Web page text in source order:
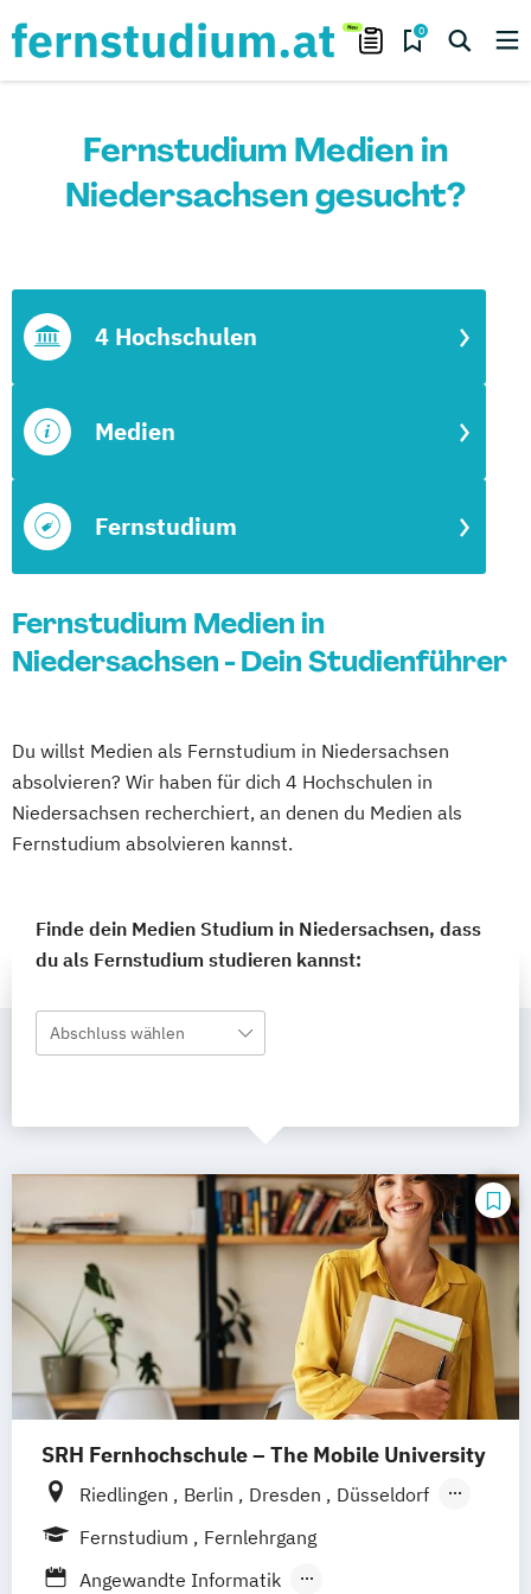
0
Fernstudium Medien in
Niedersachsen gesucht?
Fernstudium
Medien
4 Hochschulen
Fernstudium Medien in
Niedersachsen - Dein Studienführer
Du willst Medien als Fernstudium in Niedersachsen
absolvieren? Wir haben für dich 4 Hochschulen in
Niedersachsen recherchiert, an denen du Medien als
Fernstudium absolvieren kannst.
Finde dein Medien Studium in Niedersachsen, dass
du als Fernstudium studieren kannst:
Abschluss wählen
SRH Fernhochschule – The Mobile University
Riedlingen Berlin Dresden
Düsseldorf
Hamburg
Hannover Köln
Fernstudium
Fernlehrgang
Angewandte Informatik